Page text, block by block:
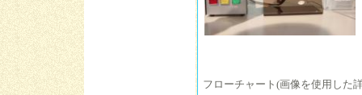
フローチャート(画像を使用した